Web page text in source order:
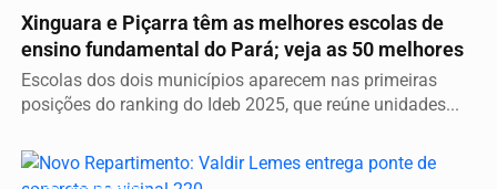
Xinguara e Piçarra têm as melhores escolas de
ensino fundamental do Pará; veja as 50 melhores
Escolas dos dois municípios aparecem nas primeiras
posições do ranking do Ideb 2025, que reúne unidades...